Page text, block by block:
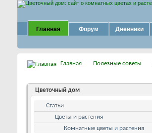
Главная Форум Дневники
Главная Полезные советы
Цветочный дом
Статьи
Цветы и растения
Комнатные цветы и растения